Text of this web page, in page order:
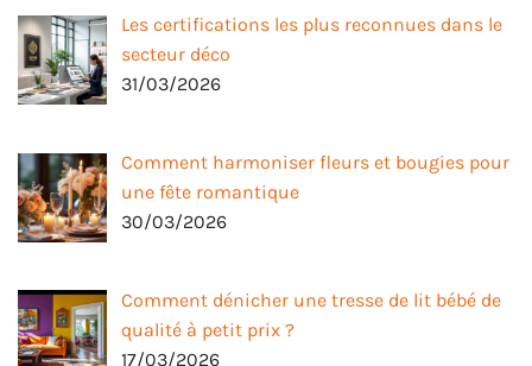
Les certifications les plus reconnues dans le
secteur déco
31/03/2026
Comment harmoniser fleurs et bougies pour
une fête romantique
30/03/2026
Comment dénicher une tresse de lit bébé de
qualité à petit prix ?
17/03/2026